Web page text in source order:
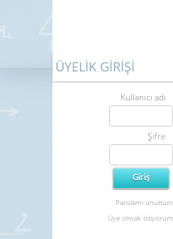
ÜYELİK GİRİŞİ
Kullanıcı adı
Şifre
Parolamı unuttum
Üye olmak istiyorum